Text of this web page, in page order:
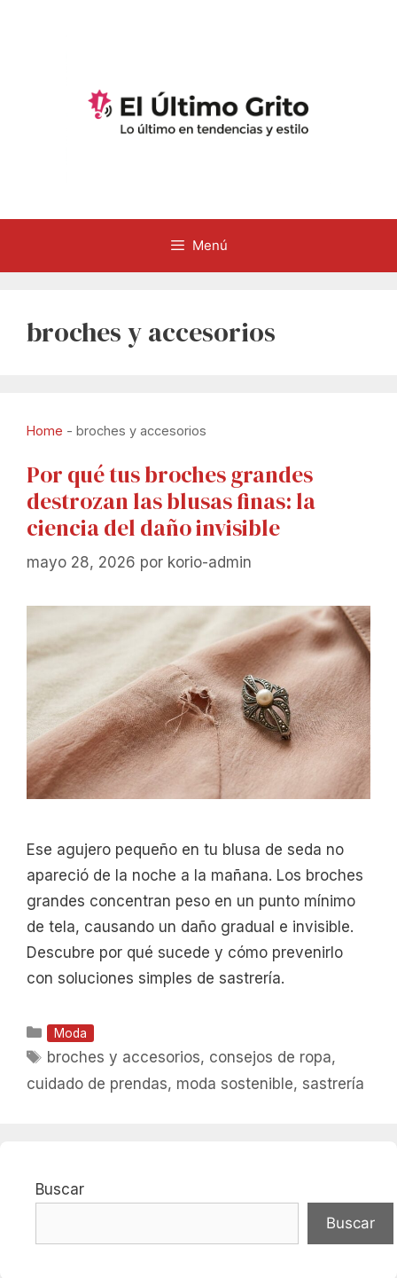
Menú
broches y accesorios
Home - broches y accesorios
Por qué tus broches grandes
destrozan las blusas finas: la
ciencia del daño invisible
mayo 28, 2026 por korio-admin
Ese agujero pequeño en tu blusa de seda no
apareció de la noche a la mañana. Los broches
grandes concentran peso en un punto mínimo
de tela, causando un daño gradual e invisible.
Descubre por qué sucede y cómo prevenirlo
con soluciones simples de sastrería.
Categorías
Moda
Etiquetas
broches y accesorios, consejos de ropa,
cuidado de prendas, moda sostenible, sastrería
Buscar
Buscar